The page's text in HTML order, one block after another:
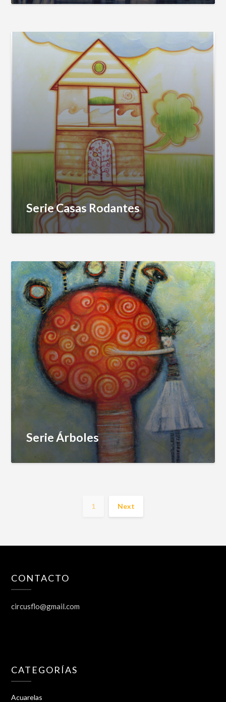
Serie Casas Rodantes
Serie Árboles
1 Next
CONTACTO
circusflo@gmail.com
CATEGORÍAS
Acuarelas